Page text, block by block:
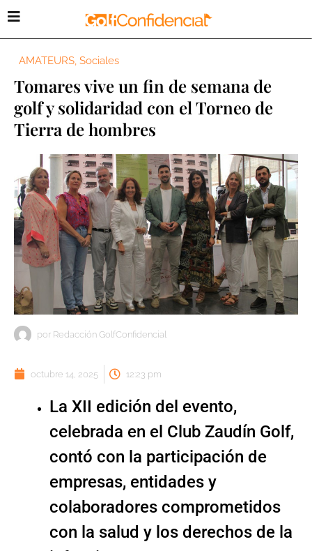
AMATEURS, Sociales
Tomares vive un fin de semana de
golf y solidaridad con el Torneo de
Tierra de hombres
por Redacción GolfConfidencial
octubre 14, 2025 12:23 pm
La XII edición del evento,
celebrada en el Club Zaudín Golf,
contó con la participación de
empresas, entidades y
colaboradores comprometidos
con la salud y los derechos de la